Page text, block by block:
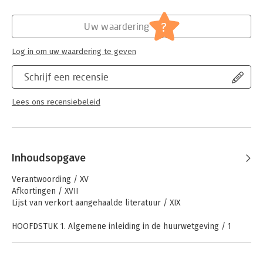
- De ingrijpende wijzigingen over tijdelijke verhuur van
woonruimte per 1 juli 2024.
- Nieuwe jurisprudentie van de Hoge Raad over bijvoorbeeld
art. 8 EVRM, de verhuiskostenvergoeding bij renovatie en over
corona.
Huurrecht
Serie:
Kloosterman - Hoofdlijnen in het
Schrijf een recensie
Lees ons recensiebeleid
Uw waardering ?
Log in om uw waardering te geven
Inhoudsopgave
Verantwoording / XV
Afkortingen / XVII
Lijst van verkort aangehaalde literatuur / XIX
HOOFDSTUK 1. Algemene inleiding in de huurwetgeving / 1